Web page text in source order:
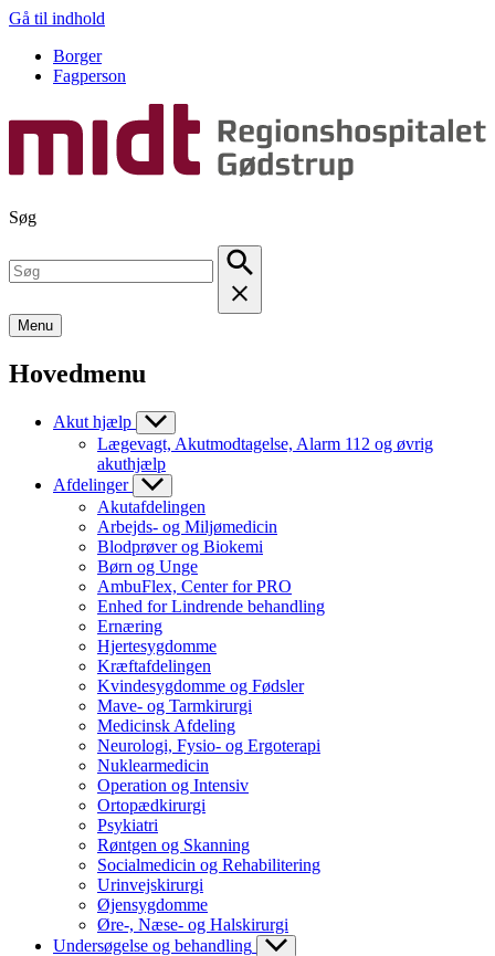
Gå til indhold
Borger
Fagperson
Søg
Menu
Hovedmenu
Akut hjælp
Lægevagt, Akutmodtagelse, Alarm 112 og øvrig
akuthjælp
Afdelinger
Akutafdelingen
Arbejds- og Miljømedicin
Blodprøver og Biokemi
Børn og Unge
AmbuFlex, Center for PRO
Enhed for Lindrende behandling
Ernæring
Hjertesygdomme
Kræftafdelingen
Kvindesygdomme og Fødsler
Mave- og Tarmkirurgi
Medicinsk Afdeling
Neurologi, Fysio- og Ergoterapi
Nuklearmedicin
Operation og Intensiv
Ortopædkirurgi
Psykiatri
Røntgen og Skanning
Socialmedicin og Rehabilitering
Urinvejskirurgi
Øjensygdomme
Øre-, Næse- og Halskirurgi
Undersøgelse og behandling